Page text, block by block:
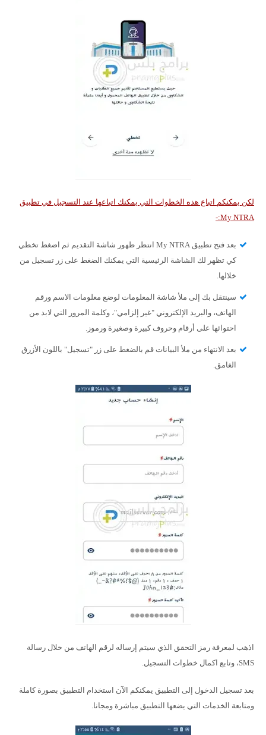
لكن يمكنكم اتباع هذه الخطوات التي يمكنك اتباعها عند التسجيل في تطبيق
My NTRA:-
بعد فتح تطبيق My NTRA انتظر ظهور شاشة التقديم ثم اضغط تخطي
كي تظهر لك الشاشة الرئيسية التي يمكنك الضغط على زر تسجيل من
خلالها.
سينتقل بك إلى ملأ شاشة المعلومات لوضع معلومات الاسم ورقم
الهاتف، والبريد الإلكتروني "غير إلزامي"، وكلمة المرور التي لابد من
احتوائها على أرقام وحروف كبيرة وصغيرة ورموز.
بعد الانتهاء من ملأ البيانات قم بالضغط على زر "تسجيل" باللون الأزرق
الغامق.
اذهب لمعرفة رمز التحقق الذي سيتم إرساله لرقم الهاتف من خلال رسالة
SMS، وتابع اكمال خطوات التسجيل.
بعد تسجيل الدخول إلى التطبيق يمكنكم الآن استخدام التطبيق بصورة كاملة
ومتابعة الخدمات التي يضعها التطبيق مباشرة ومجانا.